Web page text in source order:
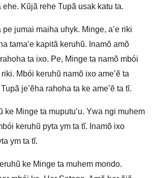
ehe. Kũjã rehe Tupã usak katu ta.
pe jumai maiha uhyk. Minge, a’e riki
tama’e kapitã keruhũ. Inamõ amõ
ta ixo. Pe, Minge ta namõ mbói
Mbói keruhũ namõ ixo ame’ẽ ta
je’ẽha rahoha ta ke ame’ẽ ta tĩ.
ke Minge ta muputu’u. Ywa ngi muhem
keruhũ pyta ym ta tĩ. Inamõ ixo
ym ta tĩ.
ke Minge ta muhem mondo.